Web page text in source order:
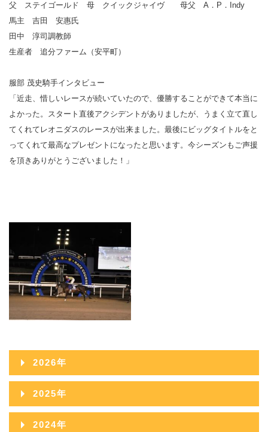
父 ステイゴールド 母 クイックジャイヴ 母父 A．P．Indy
馬主 吉田 安惠氏
田中 淳司調教師
生産者 追分ファーム（安平町）
服部 茂史騎手インタビュー
「近走、惜しいレースが続いていたので、優勝することができて本当に
よかった。スタート直後アクシデントがありましたが、うまく立て直し
てくれてレオニダスのレースが出来ました。最後にビッグタイトルをと
ってくれて最高なプレゼントになったと思います。今シーズンもご声援
を頂きありがとうございました！」
2026年
2026年08月
2026年07月
2025年
2025年12月
2024年